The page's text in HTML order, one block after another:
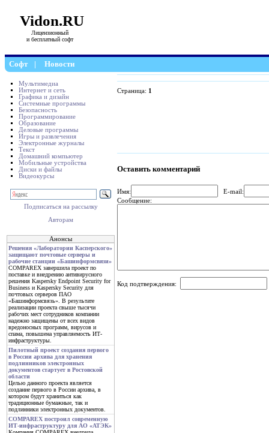
Vidon.RU
Лицензионный
и бесплатный софт
Софт | Новости
Мультимедиа
Интернет и сеть
Графика и дизайн
Системные программы
Безопасность
Программирование
Образование
Деловые программы
Игры и развлечения
Электронные журналы
Текст
Домашний компьютер
Мобильные устройства
Диски и файлы
Видеокурсы
Подписаться на рассылку
Авторам
Анонсы
Решения «Лаборатории Касперского»
защищают почтовые серверы и
рабочие станции «Башинформсвязи»
COMPAREX завершила проект по
поставке и внедрению антивирусного
решения Kaspersky Endpoint Security for
Business и Kaspersky Security для
почтовых серверов ПАО
«Башинформсвязь». В результате
реализации проекта свыше тысячи
рабочих мест сотрудников компании
надежно защищены от всех видов
вредоносных программ, вирусов и
спама, повышена управляемость ИТ-
инфраструктуры.
Пилотный проект создания первого
в России архива для хранения
подлинников электронных
документов стартует в Ростовской
области
Целью данного проекта является
создание первого в России архива, в
котором будут храниться как
традиционные бумажные, так и
подлинники электронных документов.
COMPAREX построил современную
ИТ-инфраструктуру для АО «АТЭК»
Страница: 1
Оставить комментарий
Имя:
E-mail:
Сообщение:
Код подтверждения: